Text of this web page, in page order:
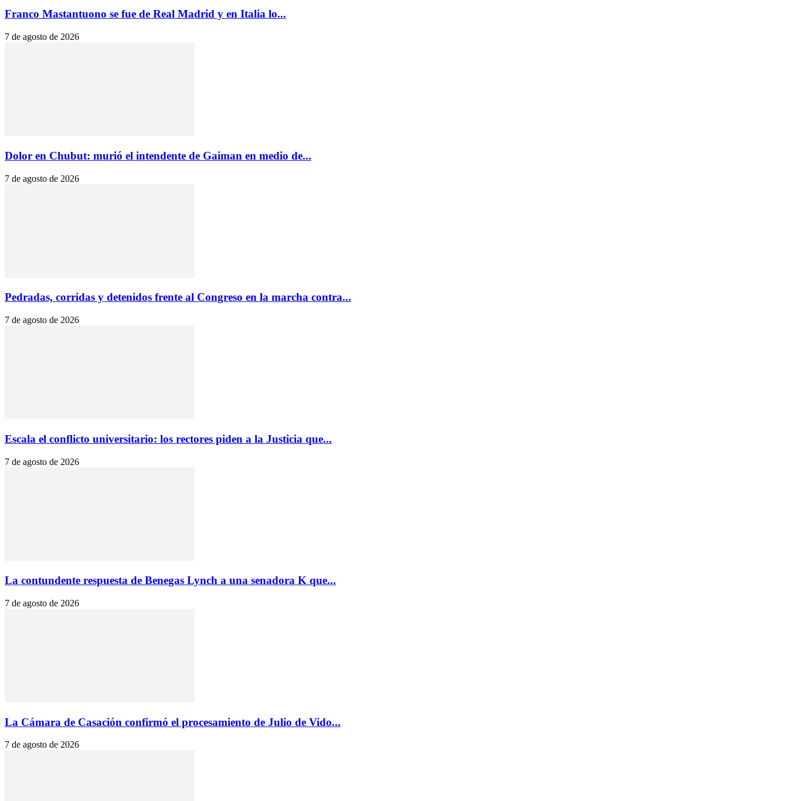
Franco Mastantuono se fue de Real Madrid y en Italia lo...
7 de agosto de 2026
Dolor en Chubut: murió el intendente de Gaiman en medio de...
7 de agosto de 2026
Pedradas, corridas y detenidos frente al Congreso en la marcha contra...
7 de agosto de 2026
Escala el conflicto universitario: los rectores piden a la Justicia que...
7 de agosto de 2026
La contundente respuesta de Benegas Lynch a una senadora K que...
7 de agosto de 2026
La Cámara de Casación confirmó el procesamiento de Julio de Vido...
7 de agosto de 2026